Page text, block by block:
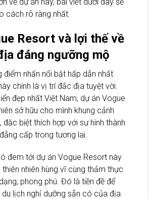
cách rõ ràng nhất.
Resort và lợi thế về
đáng ngưỡng mộ
điểm nhấn nổi bật hấp dẫn nhất
chính là vị trí đắc địa tuyệt vời.
đẹp nhất Việt Nam, dự án Vogue
sở hữu cho mình khung cảnh
đặc biệt thích hợp với sự hình thành
cấp trong tương lai.
đem tới dự án Vogue Resort này
nhiên hùng vĩ cùng thảm thực
phong phú. Đó là tiền đề để
du lịch nghỉ dưỡng sẵn có của địa